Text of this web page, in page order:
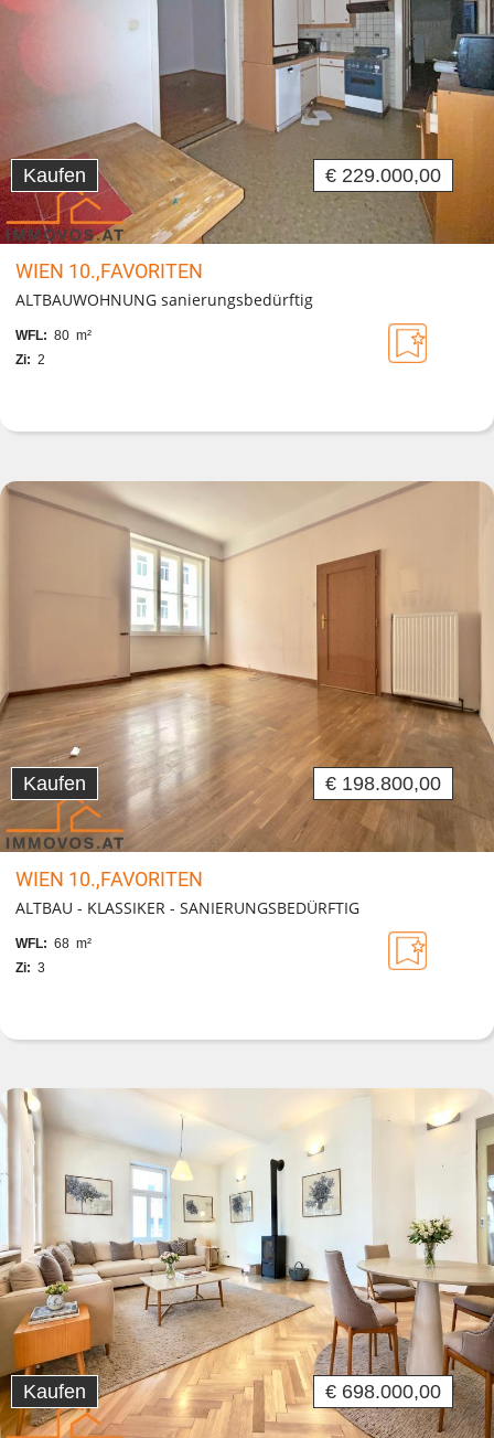
Kaufen € 229.000,00
WIEN 10.,FAVORITEN
ALTBAUWOHNUNG sanierungsbedürftig
WFL: 80 m²
Zi: 2
Kaufen € 198.800,00
WIEN 10.,FAVORITEN
ALTBAU - KLASSIKER - SANIERUNGSBEDÜRFTIG
WFL: 68 m²
Zi: 3
Kaufen € 698.000,00